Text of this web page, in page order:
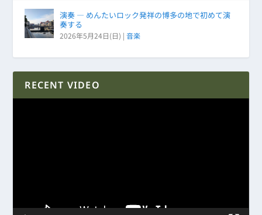
演奏 ― めんたいロック発祥の博多の地で初めて演
奏する
2026年5月24日(日) |音楽
RECENT VIDEO